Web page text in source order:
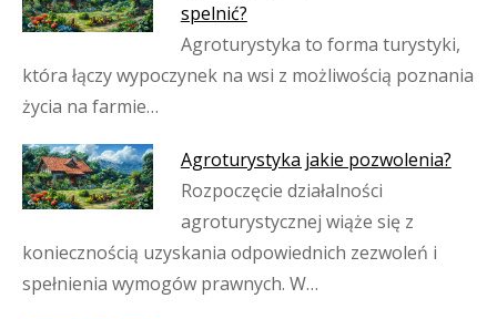
spelnić?
Agroturystyka to forma turystyki,
która łączy wypoczynek na wsi z możliwością poznania
życia na farmie…
Agroturystyka jakie pozwolenia?
Rozpoczęcie działalności
agroturystycznej wiąże się z
koniecznością uzyskania odpowiednich zezwoleń i
spełnienia wymogów prawnych. W…